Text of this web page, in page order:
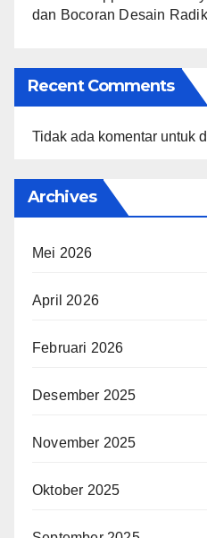
dan Bocoran Desain
Recent Comments
Tidak ada komentar untuk
Archives
Mei 2026
April 2026
Februari 2026
Desember 2025
November 2025
Oktober 2025